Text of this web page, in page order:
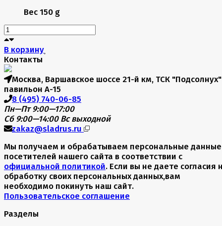
Вес 150 g
В корзину
Контакты
Москва, Варшавское шоссе 21-й км, ТСК "Подсолнух"
павильон А-15
8 (495) 740-06-85
Пн—Пт 9:00—17:00
Сб 9:00—14:00 Вс выходной
zakaz@sladrus.ru
Мы получаем и обрабатываем персональные данные
посетителей нашего сайта в соответствии с
официальной политикой. Если вы не даете согласия
обработку своих персональных данных,вам
необходимо покинуть наш сайт.
Пользовательское соглашение
Разделы